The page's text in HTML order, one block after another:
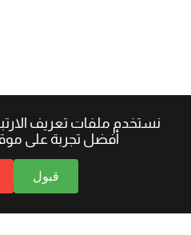
نستخدم ملفات تعريف
أفضل تجربة على
قبول